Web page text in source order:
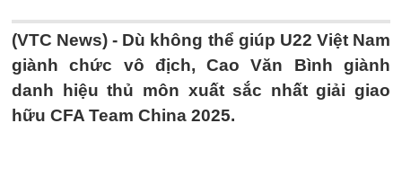
(VTC News) - Dù không thể giúp U22 Việt Nam
giành chức vô địch, Cao Văn Bình giành
danh hiệu thủ môn xuất sắc nhất giải giao
hữu CFA Team China 2025.